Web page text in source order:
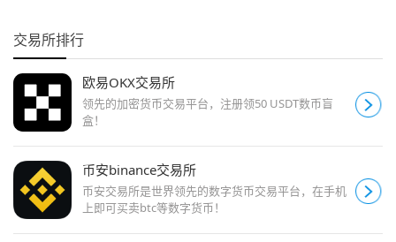
交易所排行
欧易OKX交易所
领先的加密货币交易平台，注册领50 USDT数币盲
盒！
币安binance交易所
币安交易所是世界领先的数字货币交易平台，在手机
上即可买卖btc等数字货币！